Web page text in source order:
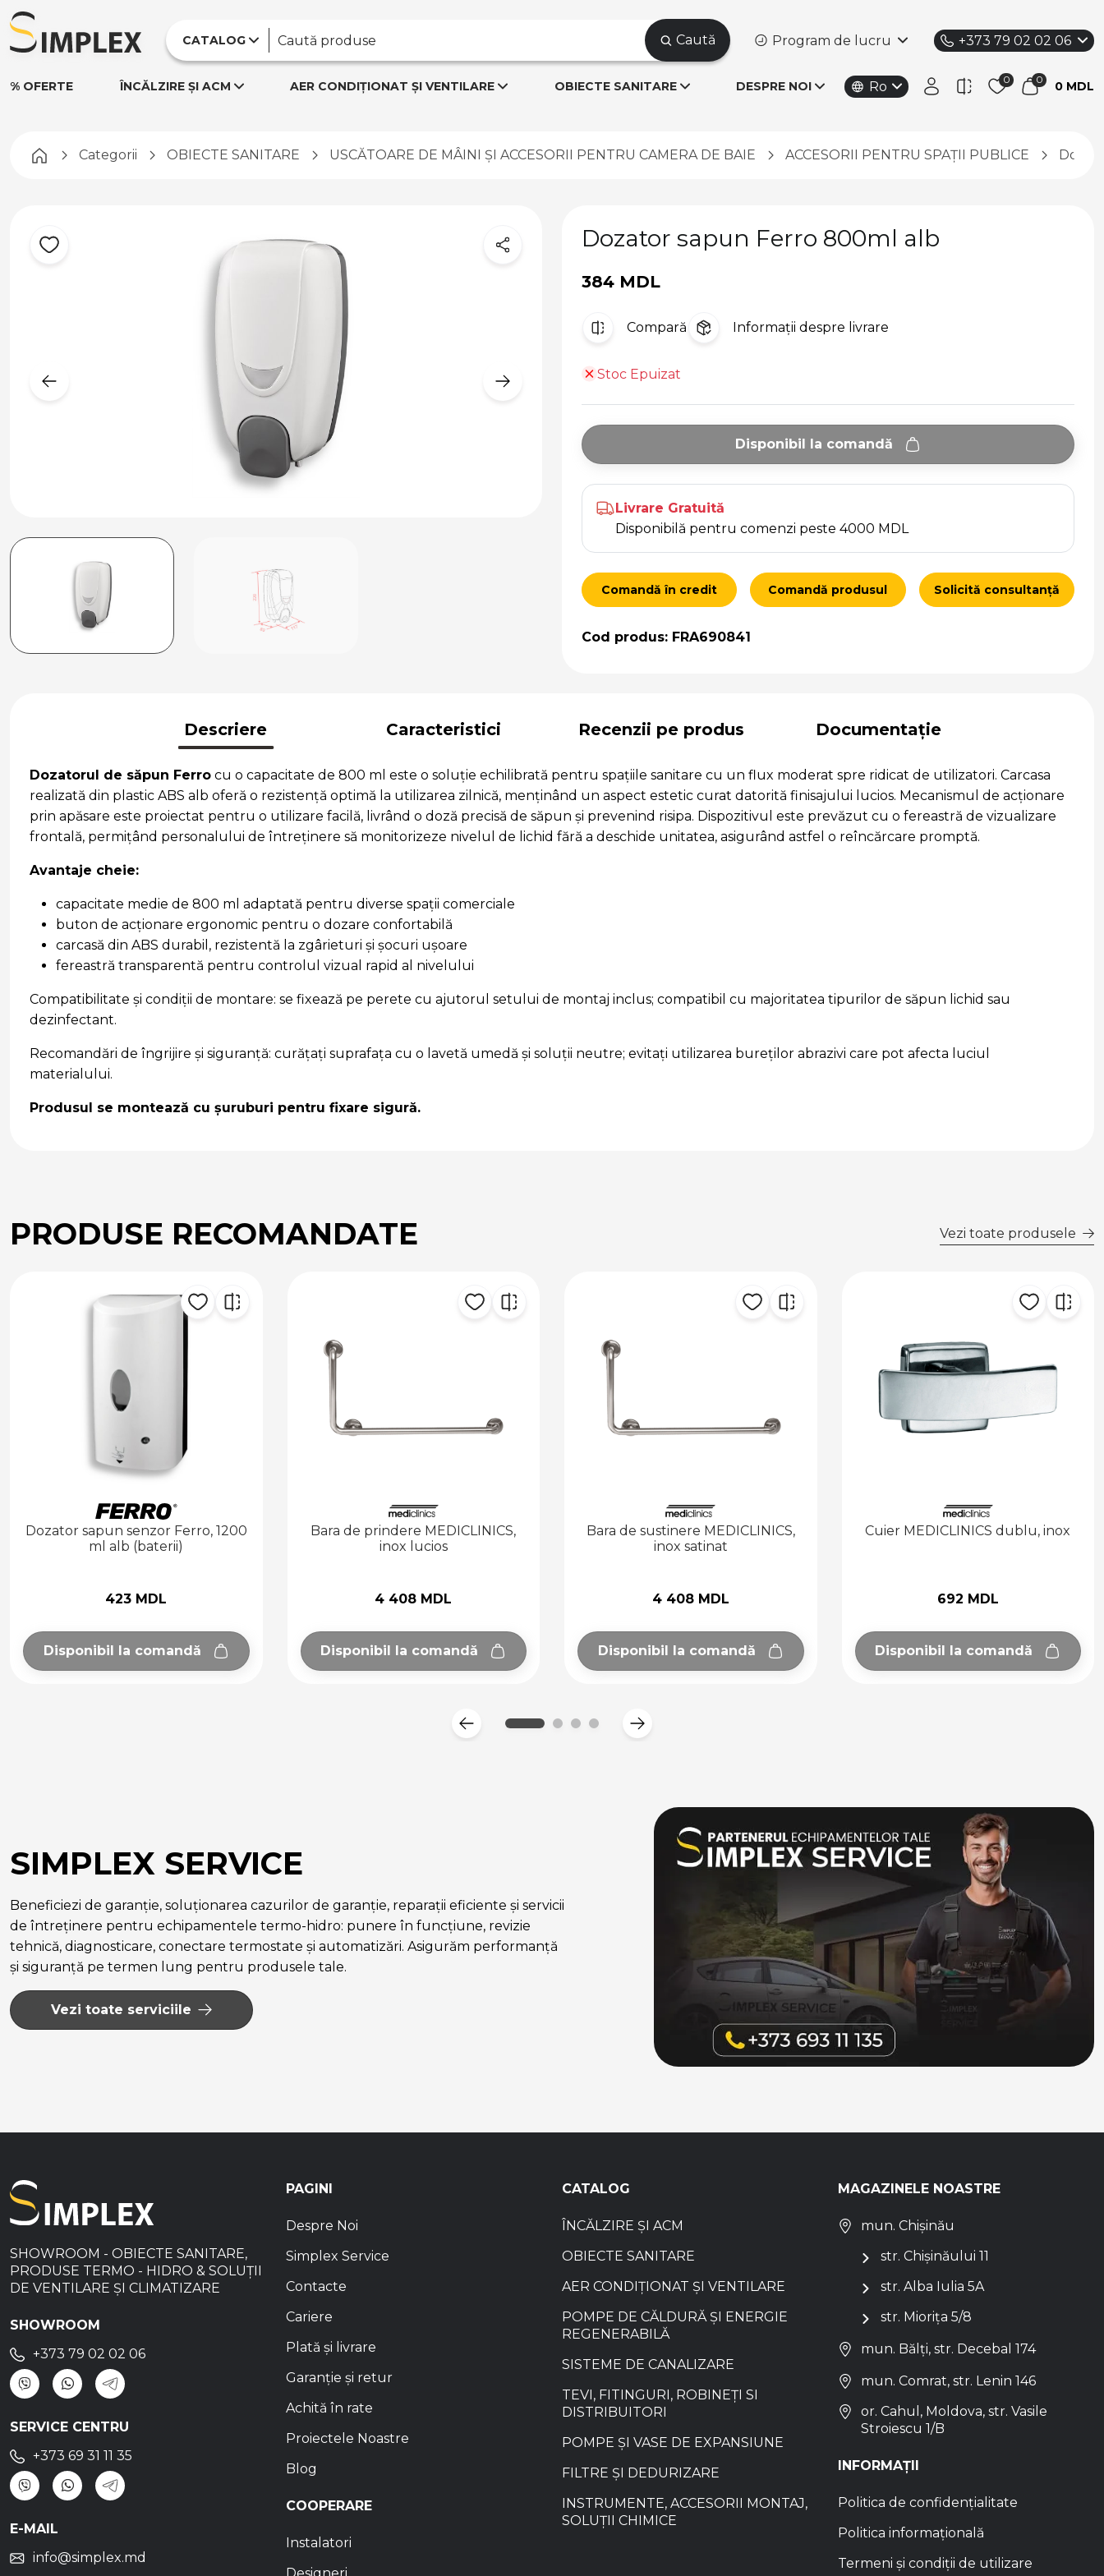
CATALOG Caută Program de lucru +373 79 02 02 06
% OFERTE ÎNCĂLZIRE ȘI ACM AER CONDIȚIONAT ȘI VENTILARE OBIECTE SANITARE DESPRE NOI Ro 0 MDL
Pagina principală
Categorii OBIECTE SANITARE USCĂTOARE DE MÂINI ȘI ACCESORII PENTRU CAMERA DE BAIE ACCESORII PENTRU SPAȚII PUBLICE
Dozator sapun Ferro 800ml alb
384 MDL
Compară Informații despre livrare
Stoc Epuizat
Disponibil la comandă
Livrare Gratuită
Disponibilă pentru comenzi peste 4000 MDL
Comandă în credit Comandă produsul Solicită consultanță
Cod produs: FRA690841
Descriere Caracteristici Recenzii pe produs Documentație
Dozatorul de săpun Ferro cu o capacitate de 800 ml este o soluție echilibrată pentru spațiile sanitare cu un flux moderat spre ridicat de utilizatori. Carcasa
realizată din plastic ABS alb oferă o rezistență optimă la utilizarea zilnică, menținând un aspect estetic curat datorită finisajului lucios. Mecanismul de acționare
prin apăsare este proiectat pentru o utilizare facilă, livrând o doză precisă de săpun și prevenind risipa. Dispozitivul este prevăzut cu o fereastră de vizualizare
frontală, permițând personalului de întreținere să monitorizeze nivelul de lichid fără a deschide unitatea, asigurând astfel o reîncărcare promptă.
Avantaje cheie:
capacitate medie de 800 ml adaptată pentru diverse spații comerciale
buton de acționare ergonomic pentru o dozare confortabilă
carcasă din ABS durabil, rezistentă la zgârieturi și șocuri ușoare
fereastră transparentă pentru controlul vizual rapid al nivelului
Compatibilitate și condiții de montare: se fixează pe perete cu ajutorul setului de montaj inclus; compatibil cu majoritatea tipurilor de săpun lichid sau
dezinfectant.
Recomandări de îngrijire și siguranță: curățați suprafața cu o lavetă umedă și soluții neutre; evitați utilizarea bureților abrazivi care pot afecta luciul
materialului.
Produsul se montează cu șuruburi pentru fixare sigură.
PRODUSE RECOMANDATE Vezi toate produsele
Bara de prindere MEDICLINICS,
inox lucios
4 408 MDL
Disponibil la comandă
Bara de sustinere MEDICLINICS,
inox satinat
4 408 MDL
Disponibil la comandă
Cuier MEDICLINICS dublu, inox
692 MDL
Disponibil la comandă
Cuier MEDICLINICS dublu, inox
692 MDL
Adaugă în coș
SIMPLEX SERVICE
Beneficiezi de garanție, soluționarea cazurilor de garanție, reparații eficiente și servicii
de întreținere pentru echipamentele termo-hidro: punere în funcțiune, revizie
tehnică, diagnosticare, conectare termostate și automatizări. Asigurăm performanță
și siguranță pe termen lung pentru produsele tale.
Vezi toate serviciile
SHOWROOM - OBIECTE SANITARE,
PRODUSE TERMO - HIDRO & SOLUȚII
DE VENTILARE ȘI CLIMATIZARE
SHOWROOM
+373 79 02 02 06
SERVICE CENTRU
+373 69 31 11 35
E-MAIL
info@simplex.md
PAGINI
Despre Noi
Simplex Service
Contacte
Cariere
Plată și livrare
Garanție și retur
Achită în rate
Proiectele Noastre
Blog
COOPERARE
Instalatori
CATALOG
ÎNCĂLZIRE ȘI ACM
OBIECTE SANITARE
AER CONDIȚIONAT ȘI VENTILARE
POMPE DE CĂLDURĂ ȘI ENERGIE
REGENERABILĂ
SISTEME DE CANALIZARE
TEVI, FITINGURI, ROBINEȚI SI
DISTRIBUITORI
POMPE ȘI VASE DE EXPANSIUNE
FILTRE ȘI DEDURIZARE
INSTRUMENTE, ACCESORII MONTAJ,
SOLUȚII CHIMICE
MAGAZINELE NOASTRE
mun. Chișinău
str. Chișinăului 11
str. Alba Iulia 5A
str. Miorița 5/8
mun. Bălți, str. Decebal 174
mun. Comrat, str. Lenin 146
or. Cahul, Moldova, str. Vasile
Stroiescu 1/B
INFORMAȚII
Politica de confidențialitate
Politica informațională
Termeni și condiții de utilizare